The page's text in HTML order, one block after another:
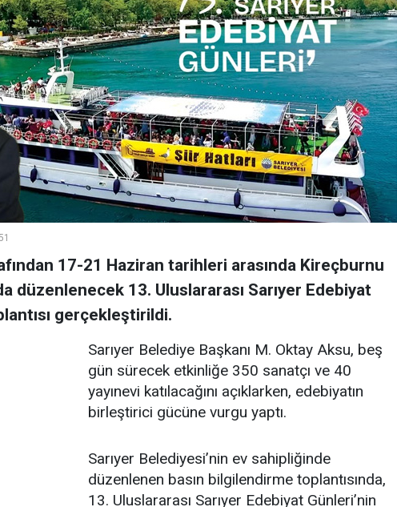
17-21 Haziran tarihleri arasında Kireçburnu
düzenlenecek 13. Uluslararası Sarıyer Edebiyat
gerçekleştirildi.
Sarıyer Belediye Başkanı M. Oktay Aksu, beş
gün sürecek etkinliğe 350 sanatçı ve 40
yayınevi katılacağını açıklarken, edebiyatın
birleştirici gücüne vurgu yaptı.
Sarıyer Belediyesi’nin ev sahipliğinde
düzenlenen basın bilgilendirme toplantısında,
13. Uluslararası Sarıyer Edebiyat Günleri’nin